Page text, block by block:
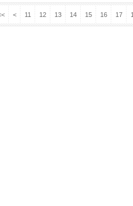
< 11 12 13 14 15 16 17